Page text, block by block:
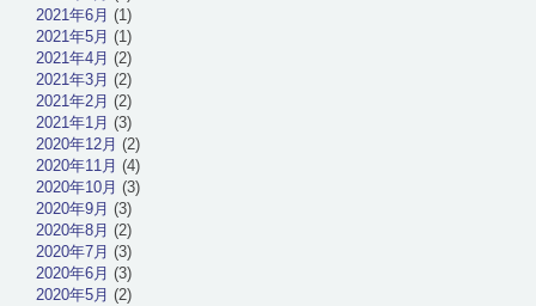
2021年6月 (1)
2021年5月 (1)
2021年4月 (2)
2021年3月 (2)
2021年2月 (2)
2021年1月 (3)
2020年12月 (2)
2020年11月 (4)
2020年10月 (3)
2020年9月 (3)
2020年8月 (2)
2020年7月 (3)
2020年6月 (3)
2020年5月 (2)